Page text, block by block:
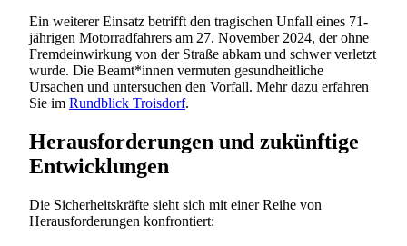
Ein weiterer Einsatz betrifft den tragischen Unfall eines 71-
jährigen Motorradfahrers am 27. November 2024, der ohne
Fremdeinwirkung von der Straße abkam und schwer verletzt
wurde. Die Beamt*innen vermuten gesundheitliche
Ursachen und untersuchen den Vorfall. Mehr dazu erfahren
Sie im Rundblick Troisdorf.
Herausforderungen und zukünftige
Entwicklungen
Die Sicherheitskräfte sieht sich mit einer Reihe von
Herausforderungen konfrontiert: